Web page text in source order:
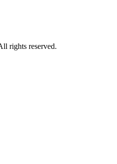
rights reserved.